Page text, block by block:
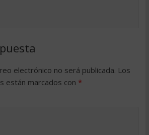
electrónico no será publicada. Los
están marcados con *